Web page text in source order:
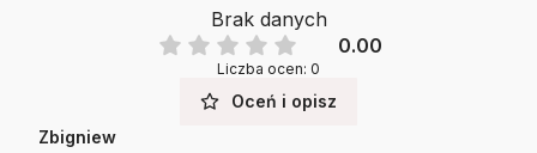
Brak danych
0.00
Liczba ocen: 0
Oceń i opisz
Zbigniew